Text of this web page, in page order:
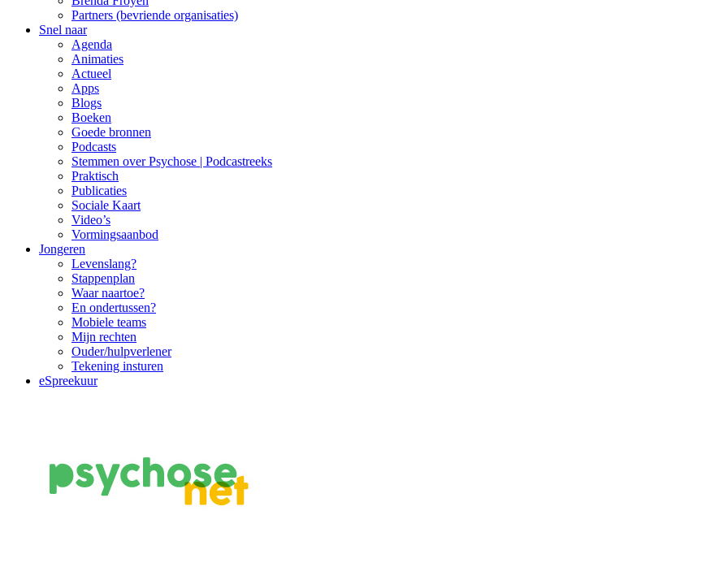
Partners (bevriende organisaties)
Snel naar
Agenda
Animaties
Actueel
Apps
Blogs
Boeken
Goede bronnen
Podcasts
Stemmen over Psychose | Podcastreeks
Praktisch
Publicaties
Sociale Kaart
Video’s
Vormingsaanbod
Jongeren
Levenslang?
Stappenplan
Waar naartoe?
En ondertussen?
Mobiele teams
Mijn rechten
Ouder/hulpverlener
Tekening insturen
eSpreekuur